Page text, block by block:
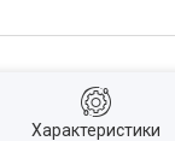
Характеристики